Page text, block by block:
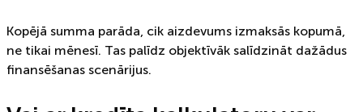
Kopējā summa parāda, cik aizdevums izmaksās kopumā,
ne tikai mēnesī. Tas palīdz objektīvāk salīdzināt dažādus
finansēšanas scenārijus.